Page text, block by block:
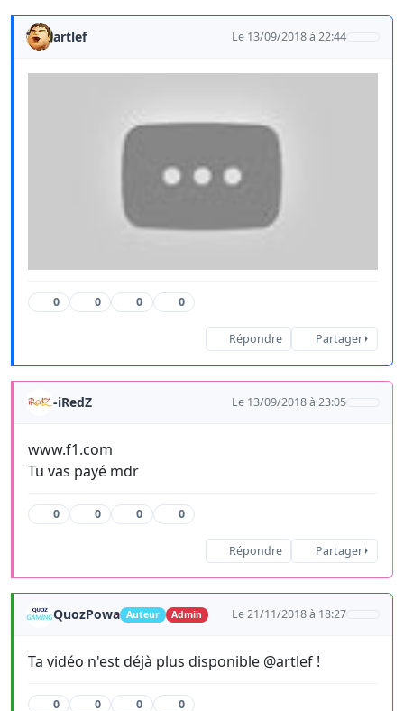
artlef Le 13/09/2018 à 22:44
0 0 0 0
Répondre Partager
-iRedZ Le 13/09/2018 à 23:05
www.f1.com
Tu vas payé mdr
0 0 0 0
Répondre Partager
QuozPowa Auteur Admin Le 21/11/2018 à 18:27
Ta vidéo n'est déjà plus disponible @artlef !
0 0 0 0